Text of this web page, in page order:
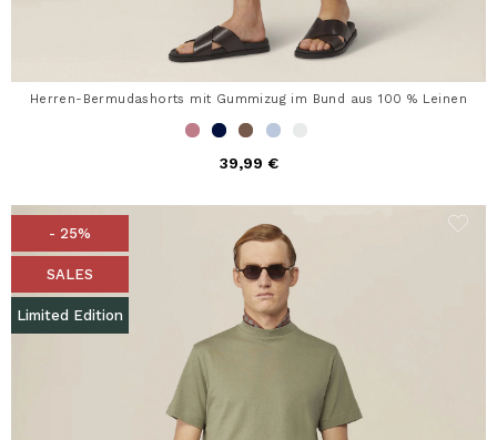
Herren-Bermudashorts mit Gummizug im Bund aus 100 % Leinen
39,99 €
- 25%
SALES
Limited Edition